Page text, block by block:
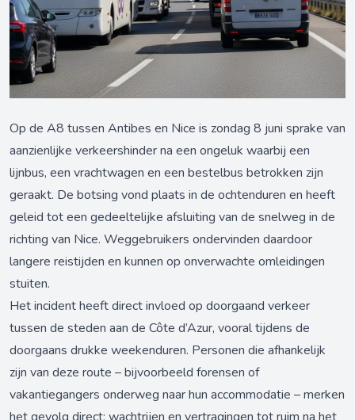
Op de A8 tussen Antibes en Nice is zondag 8 juni sprake van
aanzienlijke verkeershinder na een ongeluk waarbij een
lijnbus, een vrachtwagen en een bestelbus betrokken zijn
geraakt. De botsing vond plaats in de ochtenduren en heeft
geleid tot een gedeeltelijke afsluiting van de snelweg in de
richting van Nice. Weggebruikers ondervinden daardoor
langere reistijden en kunnen op onverwachte omleidingen
stuiten.
Het incident heeft direct invloed op doorgaand verkeer
tussen de steden aan de Côte d’Azur, vooral tijdens de
doorgaans drukke weekenduren. Personen die afhankelijk
zijn van deze route – bijvoorbeeld forensen of
vakantiegangers onderweg naar hun accommodatie – merken